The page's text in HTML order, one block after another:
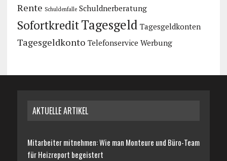
Rente Schuldenfalle Schuldnerberatung
SofortkreditTagesgeld Tagesgeldkonten
Tagesgeldkonto Telefonservice Werbung
AKTUELLE ARTIKEL
Mitarbeiter mitnehmen: Wie man Monteure und Büro-Team
für Heizreport begeistert